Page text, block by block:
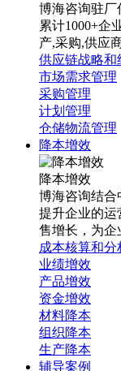
博海咨询驻厂
累计1000+企
产,采购,供应
供应链战略和
市场需求管理
采购管理
计划管理
仓储物流管理
降本增效
降本增效
博海咨询结合
提升企业的运
售增长，为企
成本核算和分
业绩增效
产品增效
资金增效
材料降本
组织降本
生产降本
辅导案例